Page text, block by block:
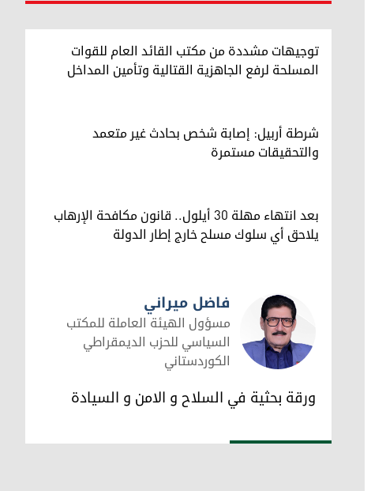
توجيهات مشددة من مكتب القائد العام للقوات
المسلحة لرفع الجاهزية القتالية وتأمين المداخل
شرطة أربيل: إصابة شخص بحادث غير متعمد
والتحقيقات مستمرة
بعد انتهاء مهلة 30 أيلول.. قانون مكافحة الإرهاب
يلاحق أي سلوك مسلح خارج إطار الدولة
فاضل ميراني
فاضل ميراني
مسؤول الهيئة العاملة للمكتب
السياسي للحزب الديمقراطي
الكوردستاني
ورقة بحثية في السلاح و الامن و السيادة